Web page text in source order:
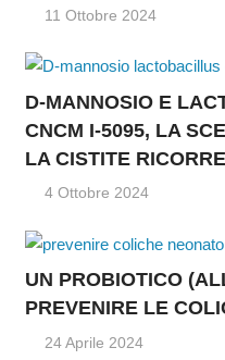
11 Ottobre 2024
D-MANNOSIO E
CNCM I-5095, LA
LA CISTITE
4 Ottobre 2024
UN PROBIOTICO
PREVENIRE LE
24 Aprile 2024